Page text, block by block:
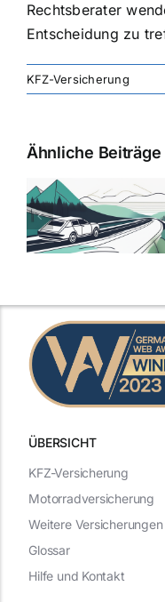
Rechtsberater
Entscheidung zu
KFZ-Versicherung
Ähnliche Beiträge
Günstige
mit
ÜBERSICHT
KFZ-Versicherung
Motorradversicherung
Weitere Versicherungen
Glossar
Hilfe und Kontakt